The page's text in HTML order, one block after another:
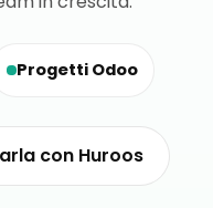
Progetti Odoo
con Huroos